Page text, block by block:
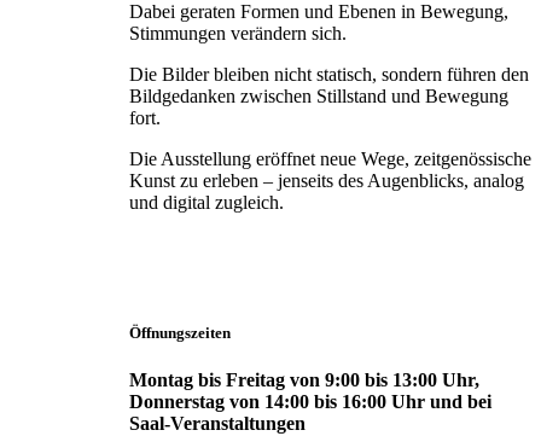
Dabei geraten Formen und Ebenen in Bewegung,
Stimmungen verändern sich.
Die Bilder bleiben nicht statisch, sondern führen den
Bildgedanken zwischen Stillstand und Bewegung
fort.
Die Ausstellung eröffnet neue Wege, zeitgenössische
Kunst zu erleben – jenseits des Augenblicks, analog
und digital zugleich.
Öffnungszeiten
Montag bis Freitag von 9:00 bis 13:00 Uhr,
Donnerstag von 14:00 bis 16:00 Uhr und bei
Saal-Veranstaltungen